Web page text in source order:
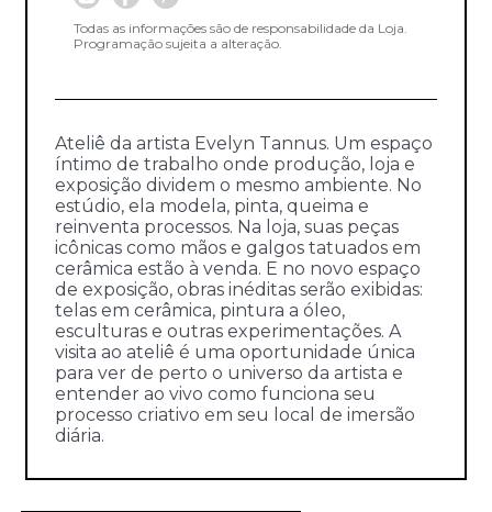
Todas as informações são de responsabilidade da Loja.
Programação sujeita a alteração.
Ateliê da artista Evelyn Tannus. Um espaço
íntimo de trabalho onde produção, loja e
exposição dividem o mesmo ambiente. No
estúdio, ela modela, pinta, queima e
reinventa processos. Na loja, suas peças
icônicas como mãos e galgos tatuados em
cerâmica estão à venda. E no novo espaço
de exposição, obras inéditas serão exibidas:
telas em cerâmica, pintura a óleo,
esculturas e outras experimentações. A
visita ao ateliê é uma oportunidade única
para ver de perto o universo da artista e
entender ao vivo como funciona seu
processo criativo em seu local de imersão
diária.